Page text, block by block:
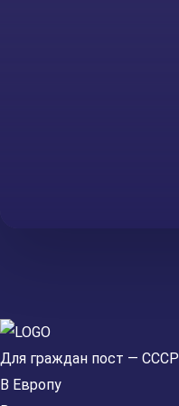
Для граждан пост — СССР
В Европу